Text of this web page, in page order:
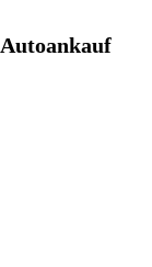
Autoankauf